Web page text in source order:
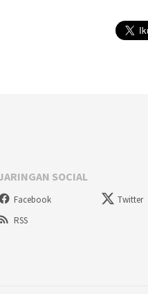
SOCIAL
Facebook Twitter
RSS